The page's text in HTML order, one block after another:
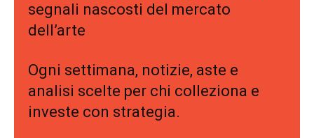
segnali nascosti del mercato
dell’arte
Ogni settimana, notizie, aste e
analisi scelte per chi colleziona e
investe con strategia.